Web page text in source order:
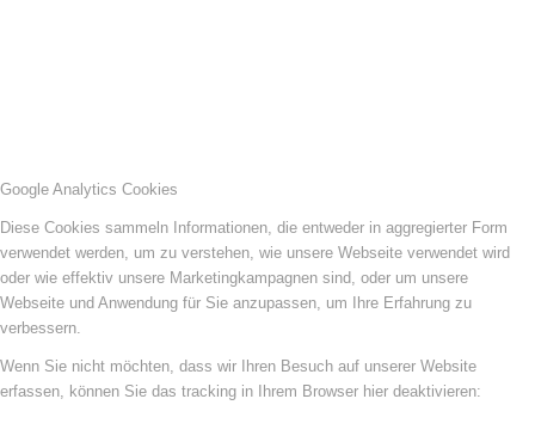
Google Analytics Cookies
Diese Cookies sammeln Informationen, die entweder in aggregierter Form
verwendet werden, um zu verstehen, wie unsere Webseite verwendet wird
oder wie effektiv unsere Marketingkampagnen sind, oder um unsere
Webseite und Anwendung für Sie anzupassen, um Ihre Erfahrung zu
verbessern.
Wenn Sie nicht möchten, dass wir Ihren Besuch auf unserer Website
erfassen, können Sie das tracking in Ihrem Browser hier deaktivieren: